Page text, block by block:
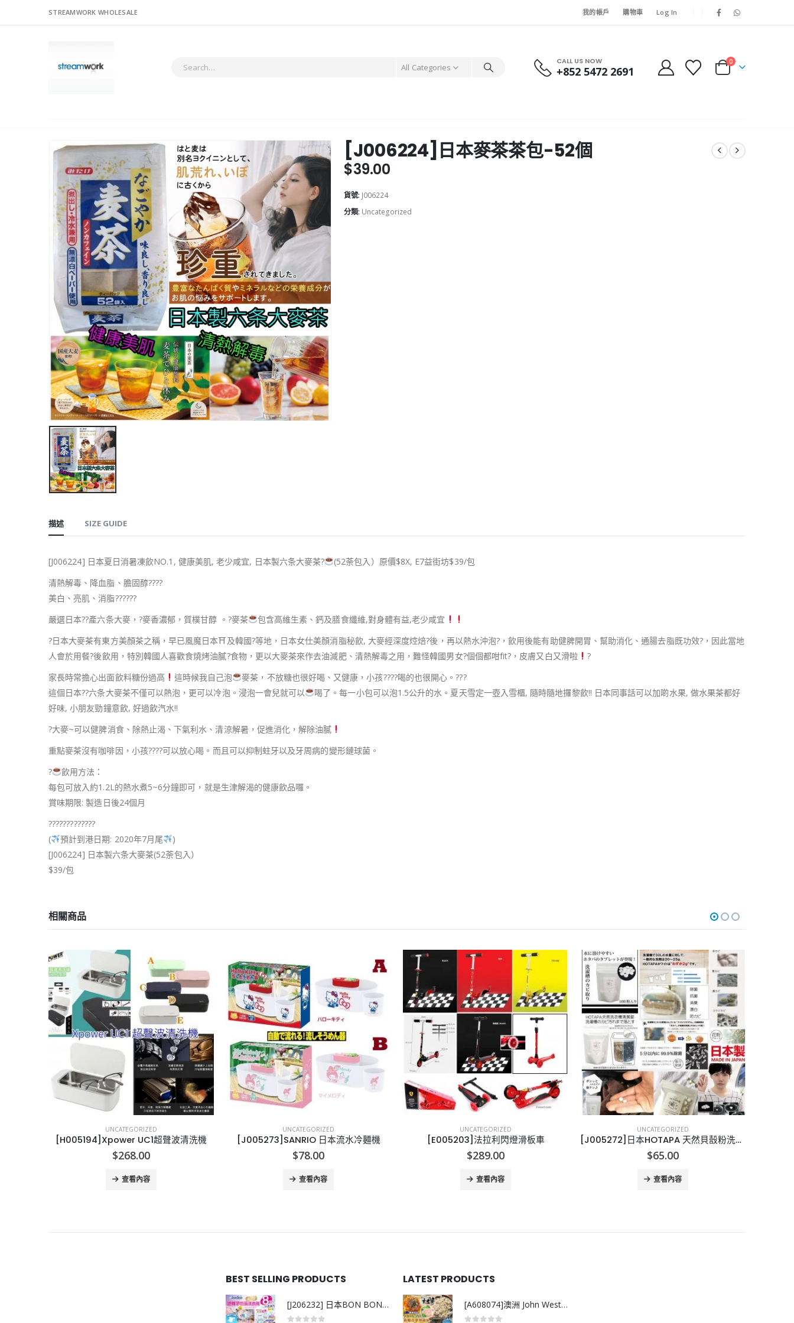
STREAMWORK WHOLESALE 我的帳戶 購物車 Log In
All Categories
CALL US NOW
+852 5472 2691
0
[J006224]日本麥茶茶包-52個
$39.00
貨號: J006224
分類: Uncategorized
描述 SIZE GUIDE
[J006224] 日本夏日消暑凍飲NO.1, 健康美肌, 老少咸宜, 日本製六条大麥茶?
(52荼包入）原價$8X, E7益街坊$39/包
清熱解毒、降血脂、膽固醇????
美白、亮肌、消脂??????
嚴選日本??產六条大麥， ?麥香濃郁，質樸甘醇 。 ?麥茶
包含高維生素、鈣及膳食纖維,對身體有益,老少咸宜
?日本大麥茶有東方美顏茶之稱，早已風魔日本⛩及韓國?等地，日本女仕美顏消脂秘飲, 大麥經深度焢焙?後，再以熱水沖泡? ，飲用後能有助健脾開胃、幫助消化、通腸去脂既功效?，因此當地
人會於用餐?後飲用，特別韓國人喜歡食燒烤油膩?食物，更以大麥茶來作去油減肥、清熱解毒之用，難怪韓國男女?個個都咁fit? ，皮膚又白又滑啦
?
家長時常擔心出面飲料糖份過高
這時候我自己泡 麥茶，不放糖也很好喝、又健康，小孩????喝的也很開心。?️?️?️
這個日本??六条大麥茶不僅可以熱泡，更可以冷泡。浸泡一會兒就可以
喝了。每一小包可以泡1.5公升的水。夏天雪定一壺入雪櫃, 隨時隨地攞黎飲!! 日本同事話可以加啲水果, 做水果茶都好
好味, 小朋友勁鐘意飲, 好過飲汽水!!
?大麥~可以健脾消食、除熱止渴、下氣利水、清涼解暑，促進消化，解除油膩
重點麥茶沒有咖啡因，小孩????可以放心喝。而且可以抑制蛀牙以及牙周病的變形鏈球菌。
?
飲用方法：
每包可放入約1.2L的熱水煮5~6分鐘即可，就是生津解渴的健康飲品囉。
賞味期限: 製造日後24個月
?????????????
(
預計到港日期: 2020年7月尾
)
[J006224] 日本製六条大麥茶(52荼包入）
$39/包
相關商品
UNCATEGORIZED
[H005194]Xpower UC1超聲波清洗機
$268.00
查看內容
UNCATEGORIZED
[J005273]SANRIO 日本流水冷麵機
$78.00
查看內容
UNCATEGORIZED
[E005203]法拉利閃燈滑板車
$289.00
查看內容
UNCATEGORIZED
[J005272]日本HOTAPA 天然貝嗀粉洗衣丸
$65.00
查看內容
BEST SELLING PRODUCTS
[J206232] 日本BON BON銀離子抗菌啫喱洗衣珠 (80粒)
LATEST PRODUCTS
[A608074]澳洲 John West黃鮨吞拿魚罐頭